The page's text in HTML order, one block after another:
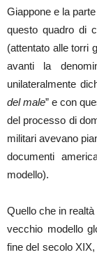
Giappone e la
questo quadro di
(attentato alle torri
avanti la
unilateralmente
del male” e con
del processo di
militari avevano
documenti
modello).
Quello che in
vecchio modello
fine del secolo